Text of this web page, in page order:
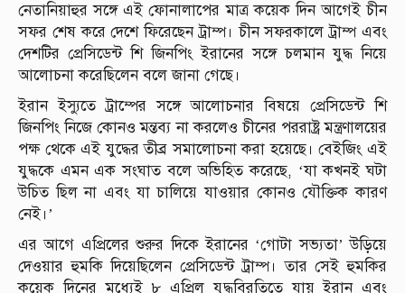
নেতানিয়াহুর সঙ্গে এই ফোনালাপের মাত্র কয়েক দিন আগেই চীন
সফর শেষ করে দেশে ফিরেছেন ট্রাম্প। চীন সফরকালে ট্রাম্প এবং
দেশটির প্রেসিডেন্ট শি জিনপিং ইরানের সঙ্গে চলমান যুদ্ধ নিয়ে
আলোচনা করেছিলেন বলে জানা গেছে।
ইরান ইস্যুতে ট্রাম্পের সঙ্গে আলোচনার বিষয়ে প্রেসিডেন্ট শি
জিনপিং নিজে কোনও মন্তব্য না করলেও চীনের পররাষ্ট্র মন্ত্রণালয়ের
পক্ষ থেকে এই যুদ্ধের তীব্র সমালোচনা করা হয়েছে। বেইজিং এই
যুদ্ধকে এমন এক সংঘাত বলে অভিহিত করেছে, ‘যা কখনই ঘটা
উচিত ছিল না এবং যা চালিয়ে যাওয়ার কোনও যৌক্তিক কারণ
নেই।’
এর আগে এপ্রিলের শুরুর দিকে ইরানের ‘গোটা সভ্যতা’ উড়িয়ে
দেওয়ার হুমকি দিয়েছিলেন প্রেসিডেন্ট ট্রাম্প। তার সেই হুমকির
কয়েক দিনের মধ্যেই ৮ এপ্রিল যুদ্ধবিরতিতে যায় ইরান এবং